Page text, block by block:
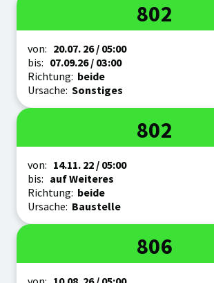
Linie
802
Zeitraum
von: 20.07. 26/ 05:00
bis: 07.09.26/ 03:00
Richtung: beide
Ursache: Sonstiges
Linie
802
Zeitraum
von: 14.11. 22/ 05:00
bis: auf Weiteres
Richtung: beide
Ursache: Baustelle
Linie
806
Zeitraum